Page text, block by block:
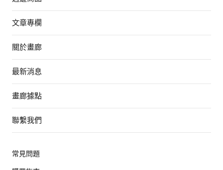
文章專欄
關於畫廊
最新消息
畫廊據點
聯繫我們
常見問題